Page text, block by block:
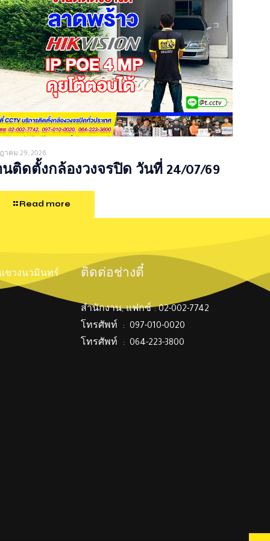
าคม 29, 2026
นติดตั้งกล้องวงจรปิด วันที่ 24/07/69
Read more
แขวงนวมินทร์ ติดต่อช่างตี๋
สำนักงาน, แฟกซ์ : 02-002-7742
โทรศัพท์ : 097-010-0020
โทรศัพท์ : 064-223-3800